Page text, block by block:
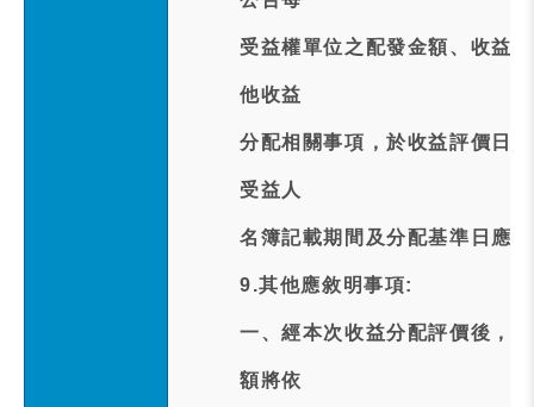
受益權單位之配發金額、收益
他收益
分配相關事項，於收益評價日
受益人
名簿記載期間及分配基準日應
9.其他應敘明事項:
一、經本次收益分配評價後，
額將依